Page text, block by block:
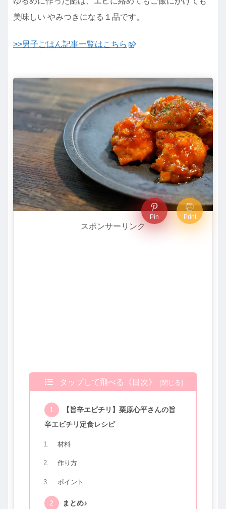
美味しい やみつきになる１品です。
>>男子ごはん記事一覧はこちら
Pin Print
スポンサーリンク
タップして飛べる《目次》
【旨辛エビチリ】栗原心平さんの旨
辛エビチリ定食レシピ
材料
作り方
ポイント
まとめ♪